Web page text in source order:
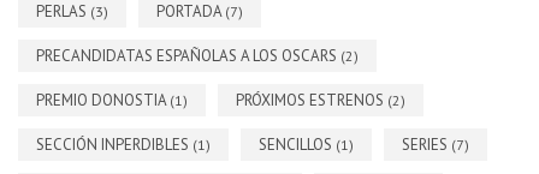
PERLAS (3) PORTADA (7)
PRECANDIDATAS ESPAÑOLAS A LOS OSCARS (2)
PREMIO DONOSTIA (1) PRÓXIMOS ESTRENOS (2)
SECCIÓN INPERDIBLES (1) SENCILLOS (1) SERIES (7)